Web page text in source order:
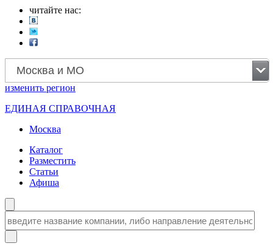
читайте нас:
Москва и МО
изменить регион
ЕДИНАЯ СПРАВОЧНАЯ
Москва
Каталог
Разместить
Статьи
Афиша